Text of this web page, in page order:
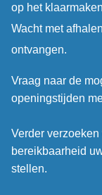
op het
Wacht met
ontvangen.
Vraag naar de
openingstijden
Verder
bereikbaarheid
stellen.